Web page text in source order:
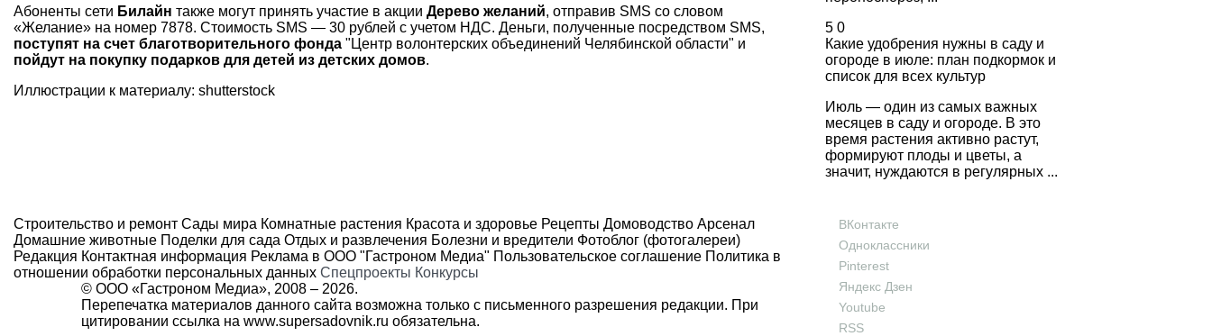
Абоненты сети Билайн также могут принять участие в акции Дерево желаний, отправив SMS со словом
«Желание» на номер 7878. Стоимость SMS — 30 рублей с учетом НДС. Деньги, полученные посредством SMS,
поступят на счет благотворительного фонда "Центр волонтерских объединений Челябинской области" и
пойдут на покупку подарков для детей из детских домов.
Иллюстрации к материалу: shutterstock
5 0
Какие удобрения нужны в саду и
огороде в июле: план подкормок и
список для всех культур
Июль — один из самых важных
месяцев в саду и огороде. В это
время растения активно растут,
формируют плоды и цветы, а
значит, нуждаются в регулярных ...
Строительство и ремонт Сады мира Комнатные растения Красота и здоровье Рецепты Домоводство Арсенал
Домашние животные Поделки для сада Отдых и развлечения Болезни и вредители Фотоблог (фотогалереи)
Редакция Контактная информация Реклама в ООО "Гастроном Медиа" Пользовательское соглашение Политика в
отношении обработки персональных данных Спецпроекты Конкурсы
© ООО «Гастроном Медиа», 2008 – 2026.
Перепечатка материалов данного сайта возможна только с письменного разрешения редакции. При
цитировании ссылка на www.supersadovnik.ru обязательна.
ВКонтакте
Одноклассники
Pinterest
Яндекс Дзен
Youtube
RSS